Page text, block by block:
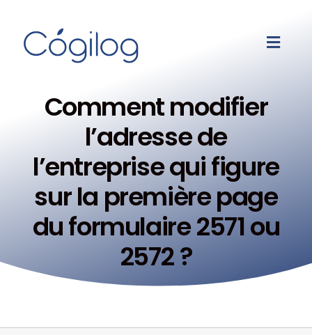
Comment modifier
l’adresse de
l’entreprise qui figure
sur la première page
du formulaire 2571 ou
2572 ?